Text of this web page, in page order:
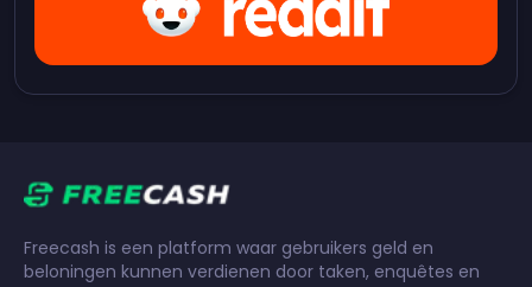
Freecash is een platform waar gebruikers geld en
beloningen kunnen verdienen door taken, enquêtes en